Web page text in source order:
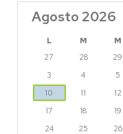
Agosto 2026
L M M
27
28 29
3
4 5
10
11 12
17
18 19
24
25 26